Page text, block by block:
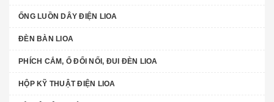
ỐNG LUỒN DÂY ĐIỆN LIOA
ĐÈN BÀN LIOA
PHÍCH CẮM, Ổ ĐỔI NỐI, ĐUI ĐÈN LIOA
HỘP KỸ THUẬT ĐIỆN LIOA